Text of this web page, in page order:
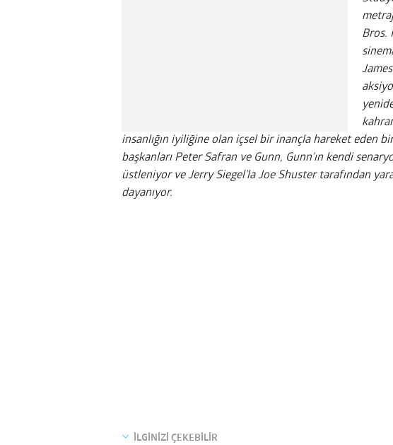
Bros.
insanlığın iyiliğine olan içsel bir inançla hareket eden
başkanları Peter Safran ve Gunn, Gunn’ın kendi
üstleniyor ve Jerry Siegel’la Joe Shuster tarafından
dayanıyor.
İLGİNİZİ ÇEKEBİLİR